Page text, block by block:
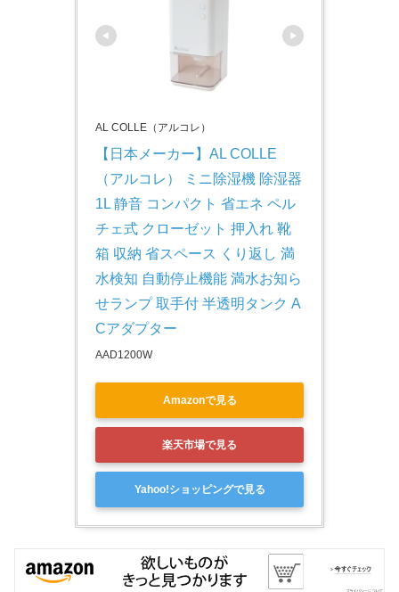
AL COLLE（アルコレ）
【日本メーカー】AL COLLE
（アルコレ） ミニ除湿機 除湿器
1L 静音 コンパクト 省エネ ペル
チェ式 クローゼット 押入れ 靴
箱 収納 省スペース くり返し 満
水検知 自動停止機能 満水お知ら
せランプ 取手付 半透明タンク A
Cアダプター
AAD1200W
Amazonで見る
楽天市場で見る
Yahoo!ショッピングで見る